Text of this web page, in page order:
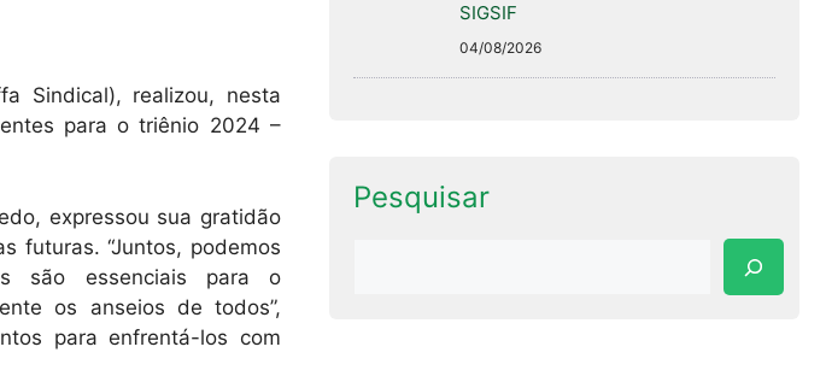
Sindical), realizou, nesta
para o triênio 2024 –
expressou sua gratidão
futuras. “Juntos, podemos
são essenciais para o
os anseios de todos”,
para enfrentá-los com
SIGSIF
04/08/2026
Pesquisar